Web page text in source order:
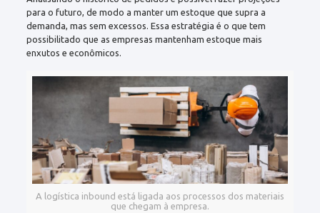
para o futuro, de modo a manter um estoque que supra a
demanda, mas sem excessos. Essa estratégia é o que tem
possibilitado que as empresas mantenham estoque mais
enxutos e econômicos.
A logística inbound está ligada aos processos dos materiais
que chegam à empresa.